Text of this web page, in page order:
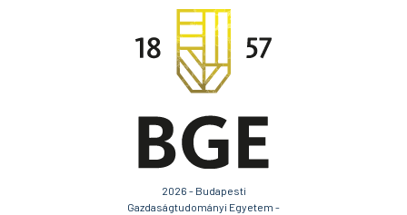
2026 - Budapesti
Gazdaságtudományi Egyetem -